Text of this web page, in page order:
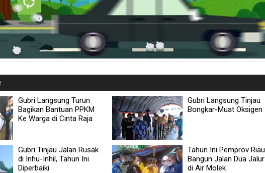
Gubri Langsung Turun
Bagikan Bantuan PPKM
Ke Warga di Cinta Raja
Gubri Langsung Tinjau
Bongkar-Muat Oksigen
Gubri Tinjau Jalan Rusak
di Inhu-Inhil, Tahun Ini
Diperbaiki
Tahun Ini Pemprov Riau
Bangun Jalan Dua Jalur
di Air Molek